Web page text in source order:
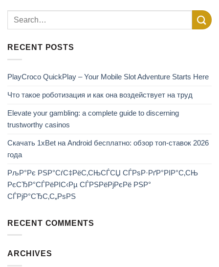
RECENT POSTS
PlayCroco QuickPlay – Your Mobile Slot Adventure Starts Here
Что такое роботизация и как она воздействует на труд
Elevate your gambling: a complete guide to discerning
trustworthy casinos
Скачать 1xBet на Android бесплатно: обзор топ-ставок 2026
года
РљР°Рє РЅР°СѓС‡РёС‚СЊСЃСЏ СЃРѕР·РґР°РІР°С‚СЊ
РєСЂР°СЃРёРІС‹Рµ СЃРЅРёРјРєРё РЅР°
СЃРјР°СЂС‚С„РѕРЅ
RECENT COMMENTS
ARCHIVES